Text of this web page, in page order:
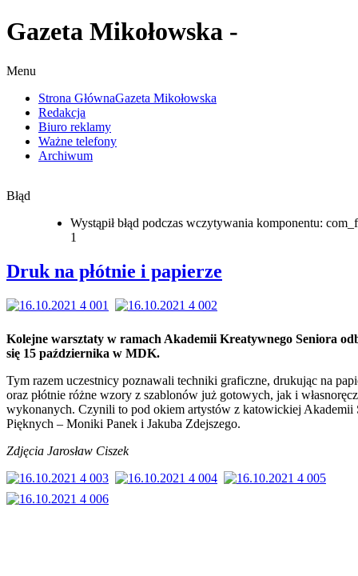
Gazeta Mikołowska -
Menu
Strona GłównaGazeta Mikołowska
Redakcja
Biuro reklamy
Ważne telefony
Archiwum
Błąd
Wystąpił błąd podczas wczytywania komponentu:
1
Druk na płótnie i papierze
Kolejne warsztaty w ramach Akademii Kreatywnego Seniora
się 15 października w MDK.
Tym razem uczestnicy poznawali techniki graficzne, drukując na
oraz płótnie różne wzory z szablonów już gotowych, jak i
wykonanych. Czynili to pod okiem artystów z katowickiej Akademii
Pięknych – Moniki Panek i Jakuba Zdejszego.
Zdjęcia Jarosław Ciszek